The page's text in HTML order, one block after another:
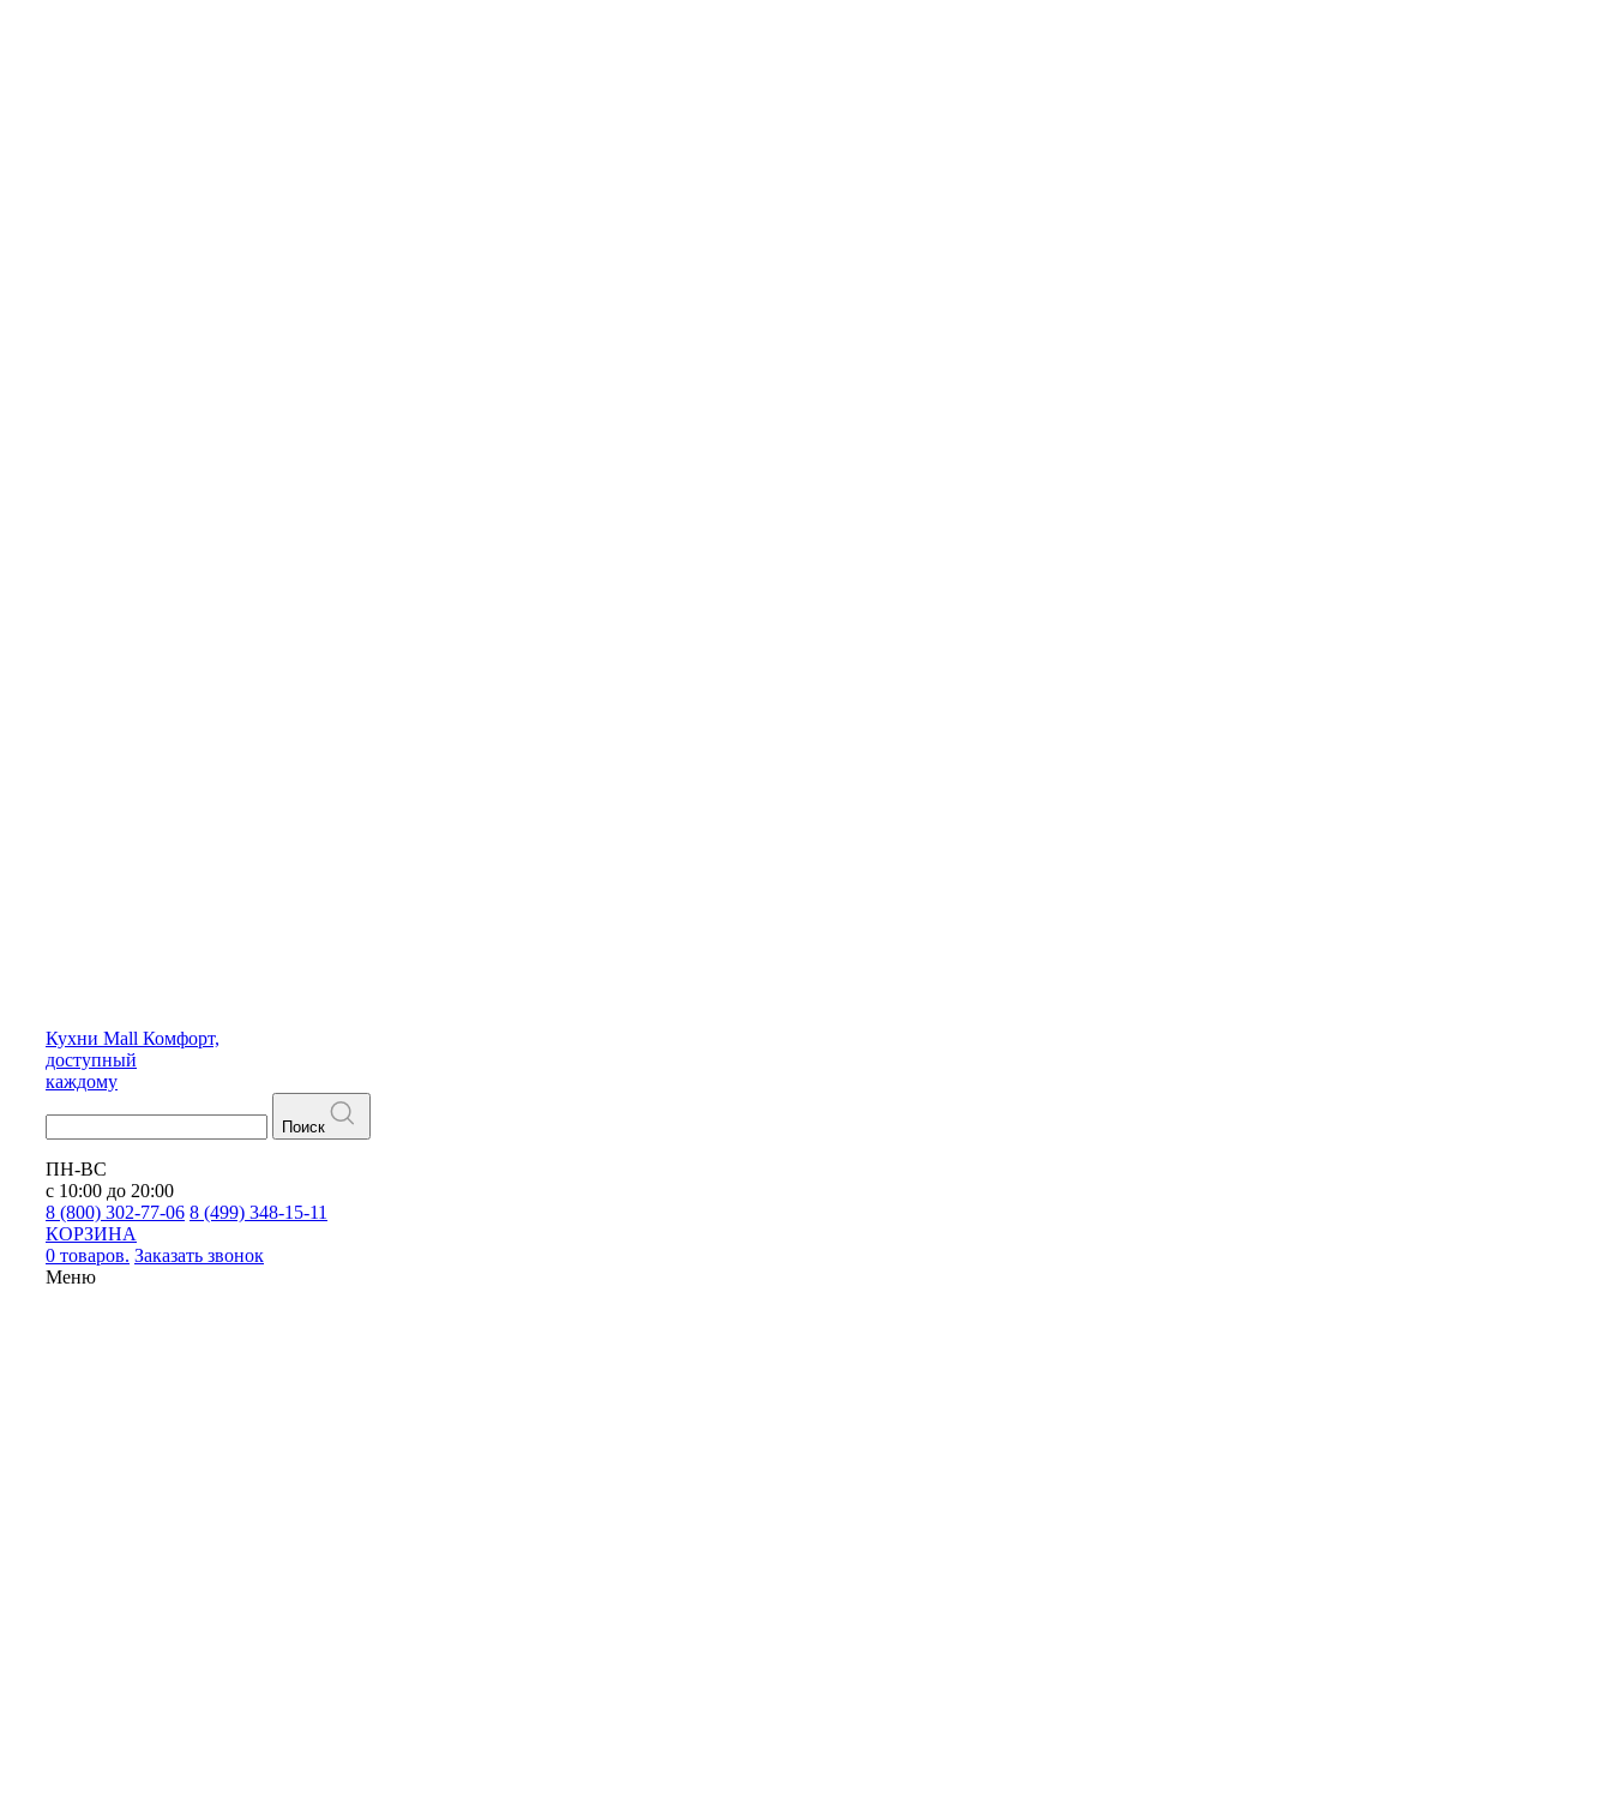
Кухни Mall Комфорт,
доступный
каждому
Поиск
ПН-ВС
с 10:00 до 20:00
8 (800) 302-77-06 8 (499) 348-15-11
КОРЗИНА
0 товаров. Заказать звонок
Меню